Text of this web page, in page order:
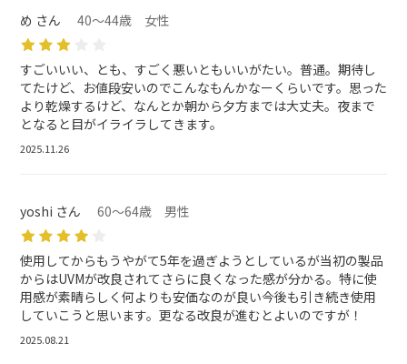
め さん 40～44歳 女性
すごいいい、とも、すごく悪いともいいがたい。普通。期待し
てたけど、お値段安いのでこんなもんかなーくらいです。思った
より乾燥するけど、なんとか朝から夕方までは大丈夫。夜まで
となると目がイライラしてきます。
2025.11.26
yoshi さん 60～64歳 男性
使用してからもうやがて5年を過ぎようとしているが当初の製品
からはUVMが改良されてさらに良くなった感が分かる。特に使
用感が素晴らしく何よりも安価なのが良い今後も引き続き使用
していこうと思います。更なる改良が進むとよいのですが！
2025.08.21